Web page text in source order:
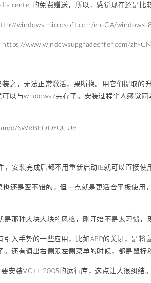
center的免费赠送，所以，感觉现在还是比
windows.microsoft.com/en-CA/windows-
www.windowsupgradeoffer.com/zh-
之，无法正常激活，果断换。用它们提取
以与windows7共存了。安装过程个人感觉
d/SWRBFDDYOCUB
安装完成后都不用重新启动IE就可以直接使
还是蛮不错的，但一点就是更适合平板使
那种大块大块的风格，刚开始不是太习惯，
入手势的一些应用，比如APP的关闭，是
还有调出右侧跟左侧菜单的时候，都是鼠标
安装VC++ 2005的运行库，这点让人很纠结。